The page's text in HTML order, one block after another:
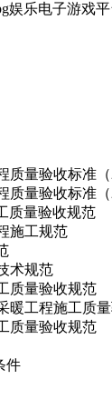
乐电子游戏平
质量验收标准（
质量验收标准（
质量验收规范
施工规范
术规范
质量验收规范
暖工程施工质
质量验收规范
件